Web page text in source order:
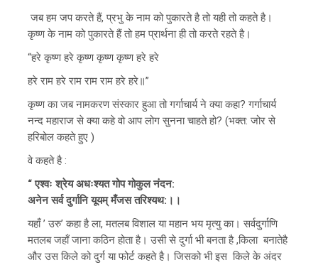
जब हम जप करते हैं, प्रभु के नाम को पुकारते है तो यही तो कहते है।
कृष्ण के नाम को पुकारते हैं तो हम प्रार्थना ही तो करते रहते है।
“हरे कृष्ण हरे कृष्ण कृष्ण कृष्ण हरे हरे
हरे राम हरे राम राम राम हरे हरे॥”
कृष्ण का जब नामकरण संस्कार हुआ तो गर्गाचार्य ने क्या कहा? गर्गाचार्य
नन्द महाराज से क्या कहे वो आप लोग सुनना चाहते हो? (भक्त: जोर से
हरिबोल कहते हुए )
वे कहते है :
“ एश्वः श्रेय अधःश्यत गोप गोकुल नंदन:
अनेन सर्व दुर्गानि यूयम् मँजस तरिश्यथ:।।
यहाँ ’ उरु’ कहा है ला, मतलब विशाल या महान भय मृत्यु का। सर्वदुर्गाणि
मतलब जहाँ जाना कठिन होता है। उसी से दुर्गा भी बनता है ,किला बनातेहै
और उस किले को दुर्ग या फोर्ट कहते है। जिसको भी इस किले के अंदर